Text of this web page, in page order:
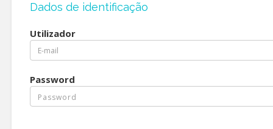
Dados de identificação
Utilizador
Password